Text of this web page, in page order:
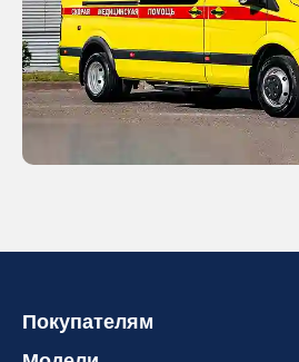
Покупателям